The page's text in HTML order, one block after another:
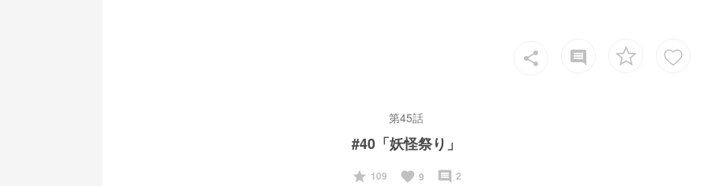
share insert_comment
第45話
#40「妖怪祭り」
start
109 favorite 9 insert_comment 2